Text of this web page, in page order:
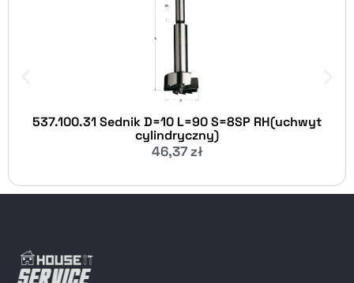
537.100.31 Sednik D=10 L=90 S=8SP RH(uchwyt
cylindryczny)
46,37 zł